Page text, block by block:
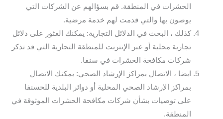
الحشرات في المنطقة. قم بسؤالهم عن الشركات التي
يوصون بها والتي قدمت لهم خدمة مرضية.
كذلك ، البحث في الدلائل التجارية: يمكنك العثور على دلائل
تجارية محلية أو عبر الإنترنت للمنطقة التجارية التي قد تذكر
شركات مكافحة الحشرات في سنفا.
ايضا ، الاتصال بمراكز الإرشاد الصحي: يمكنك الاتصال
بمراكز الإرشاد الصحي المحلية أو دوائر البلدية للحسنفا
على توصيات بشأن شركات مكافحة الحشرات الموثوقة في
المنطقة.